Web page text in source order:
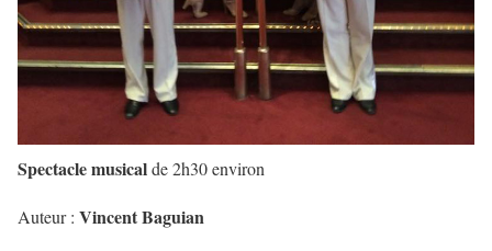
Spectacle musicalde 2h30 environ
Auteur : Vincent Baguian